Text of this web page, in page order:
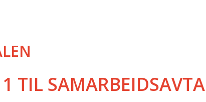
TIL